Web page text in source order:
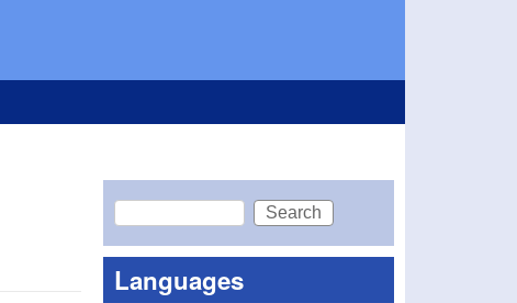
Search form
Search
Languages